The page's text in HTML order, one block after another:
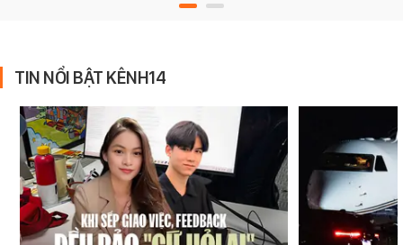
TIN NỔI BẬT KÊNH14